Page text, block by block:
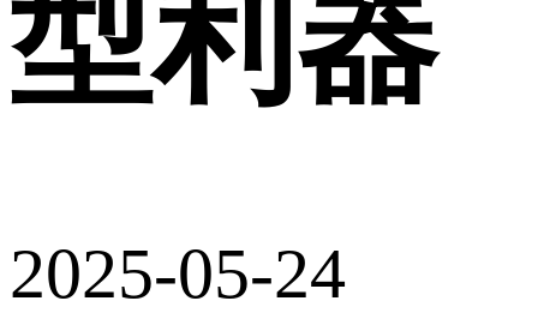
型利器
2025-05-24